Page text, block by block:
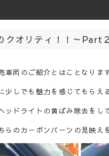
クオリティ！！～Part
車両のご紹介とはことなりま
少しでも魅力を感じてもらえ
ッドライトの黄ばみ除去をし
らのカーボンパーツの見映え